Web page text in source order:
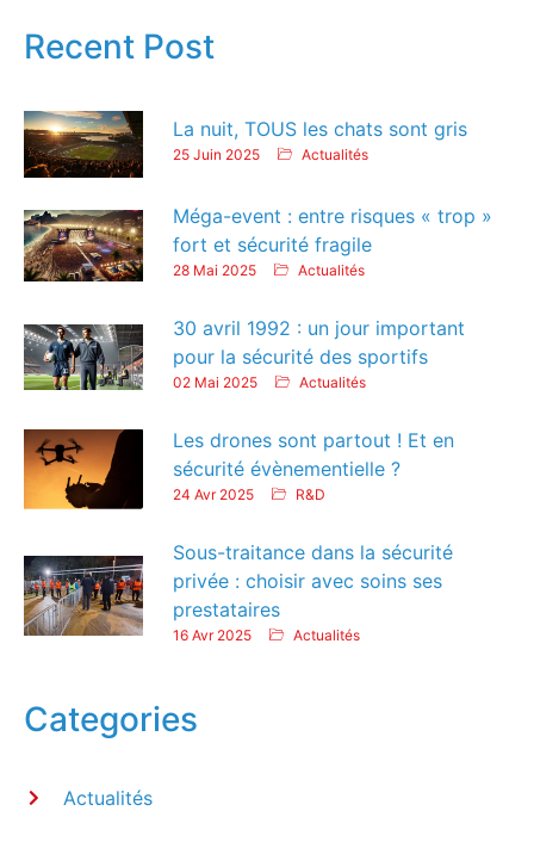
Recent Post
La nuit, TOUS les chats sont gris
25 Juin 2025 Actualités
Méga-event : entre risques « trop »
fort et sécurité fragile
28 Mai 2025 Actualités
30 avril 1992 : un jour important
pour la sécurité des sportifs
02 Mai 2025 Actualités
Les drones sont partout ! Et en
sécurité évènementielle ?
24 Avr 2025 R&D
Sous-traitance dans la sécurité
privée : choisir avec soins ses
prestataires
16 Avr 2025 Actualités
Categories
Actualités